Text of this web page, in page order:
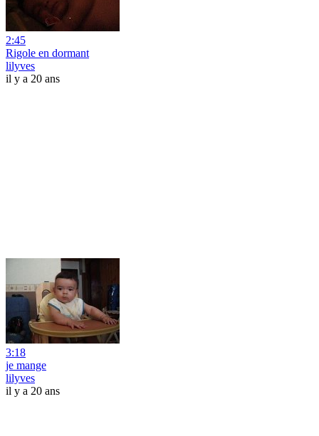
2:45
Rigole en dormant
lilyves
il y a 20 ans
3:18
je mange
lilyves
il y a 20 ans